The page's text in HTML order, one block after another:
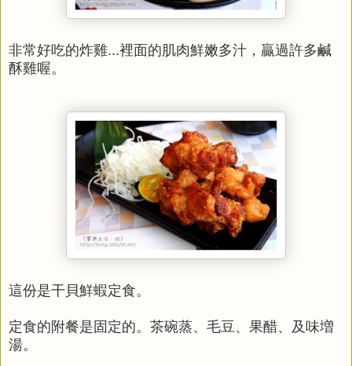
非常好吃的炸雞...裡面的肌肉鮮嫩多汁，贏過許多鹹
酥雞喔。
這份是干貝鮮蝦定食。
定食的附餐是固定的。茶碗蒸、毛豆、果醋、及味増
湯。